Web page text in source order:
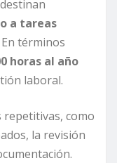
a tareas
En términos
horas al año
laboral.
repetitivas, como
la revisión